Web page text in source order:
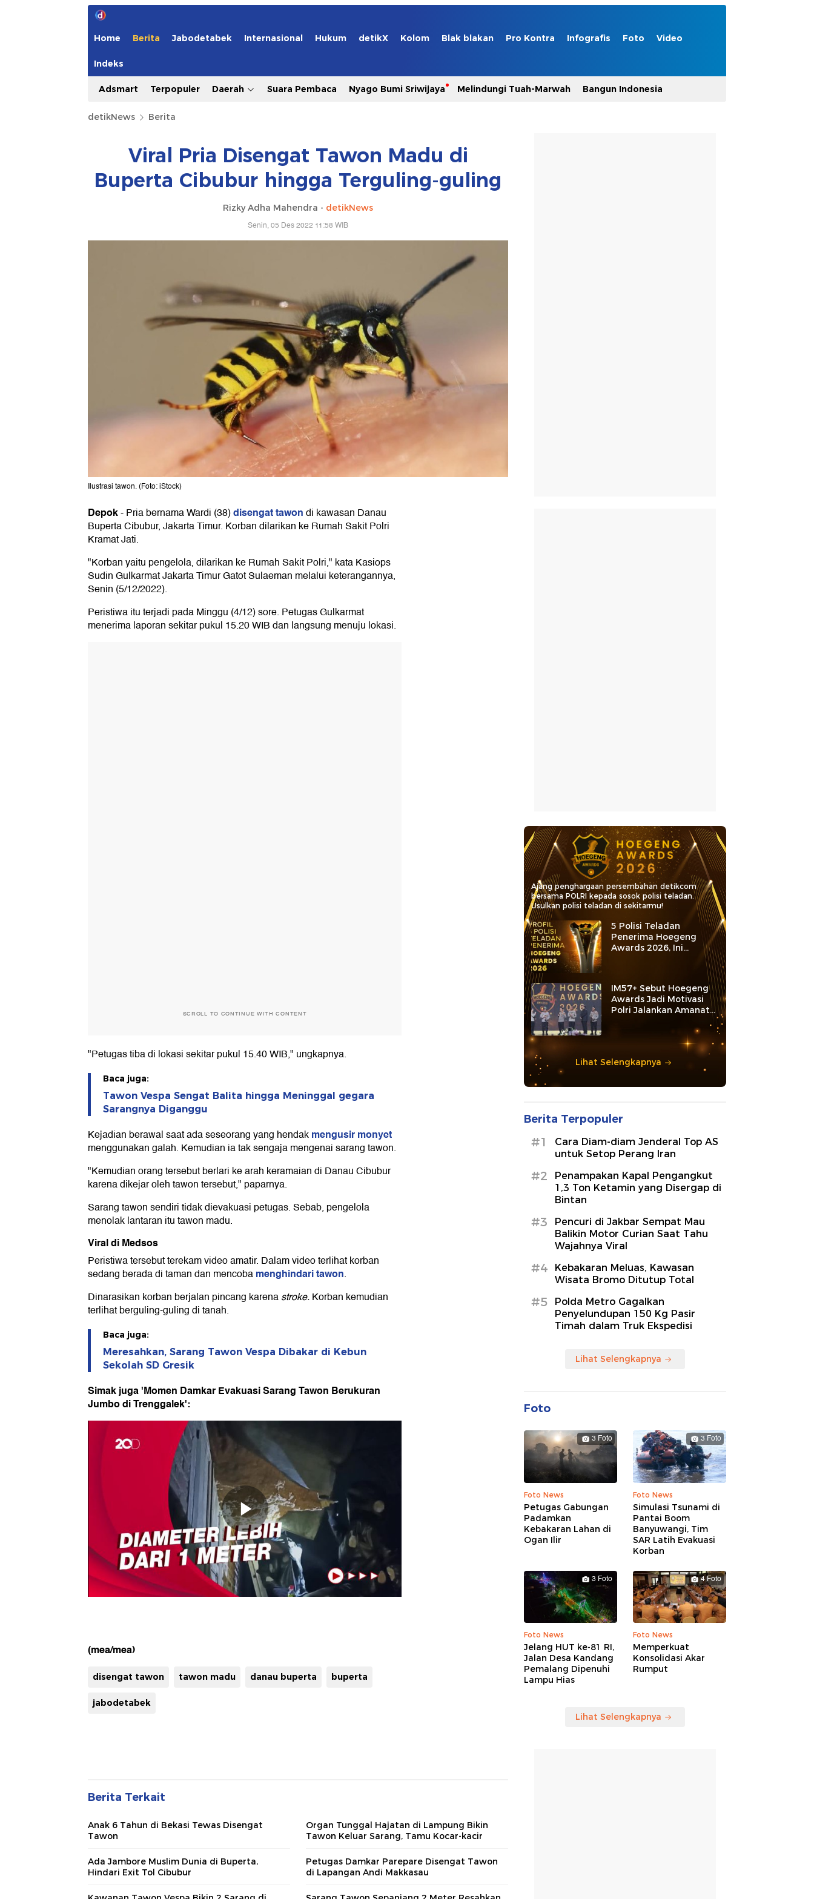
Home Berita Jabodetabek Internasional Hukum detikX Kolom Blak blakan Pro Kontra Infografis Foto Video
Indeks
Adsmart Terpopuler Daerah Suara Pembaca Nyago Bumi Sriwijaya Melindungi Tuah-Marwah Bangun Indonesia
detikNews Berita
Viral Pria Disengat Tawon Madu di
Buperta Cibubur hingga Terguling-guling
Rizky Adha Mahendra - detikNews
Senin, 05 Des 2022 11:58 WIB
Ilustrasi tawon. (Foto: iStock)
Depok-Pria bernama Wardi (38)disengat tawondi kawasan Danau
Buperta Cibubur, Jakarta Timur. Korban dilarikan ke Rumah Sakit Polri
Kramat Jati.
"Korban yaitu pengelola, dilarikan ke Rumah Sakit Polri," kata Kasiops
Sudin Gulkarmat Jakarta Timur Gatot Sulaeman melalui keterangannya,
Senin (5/12/2022).
Peristiwa itu terjadi pada Minggu (4/12) sore. Petugas Gulkarmat
menerima laporan sekitar pukul 15.20 WIB dan langsung menuju lokasi.
SCROLL TO CONTINUE WITH CONTENT
"Petugas tiba di lokasi sekitar pukul 15.40 WIB," ungkapnya.
Baca juga:
Tawon Vespa Sengat Balita hingga Meninggal gegara
Sarangnya Diganggu
Kejadian berawal saat ada seseorang yang hendakmengusir monyet
menggunakan galah. Kemudian ia tak sengaja mengenai sarang tawon.
"Kemudian orang tersebut berlari ke arah keramaian di Danau Cibubur
karena dikejar oleh tawon tersebut," paparnya.
Sarang tawon sendiri tidak dievakuasi petugas. Sebab, pengelola
menolak lantaran itu tawon madu.
Viral di Medsos
Peristiwa tersebut terekam video amatir. Dalam video terlihat korban
sedang berada di taman dan mencobamenghindari tawon.
Dinarasikan korban berjalan pincang karenastroke.Korban kemudian
terlihat berguling-guling di tanah.
Baca juga:
Meresahkan, Sarang Tawon Vespa Dibakar di Kebun
Sekolah SD Gresik
Simak juga 'Momen Damkar Evakuasi Sarang Tawon Berukuran
Jumbo di Trenggalek':
(mea/mea)
disengat tawon tawon madu danau buperta buperta
jabodetabek
Berita Terkait
Anak 6 Tahun di Bekasi Tewas Disengat
Tawon
Organ Tunggal Hajatan di Lampung Bikin
Tawon Keluar Sarang, Tamu Kocar-kacir
Ada Jambore Muslim Dunia di Buperta,
Hindari Exit Tol Cibubur
Petugas Damkar Parepare Disengat Tawon
di Lapangan Andi Makkasau
Ajang penghargaan persembahan detikcom
bersama POLRI kepada sosok polisi teladan.
Usulkan polisi teladan di sekitarmu!
5 Polisi Teladan
Penerima Hoegeng
Awards 2026, Ini
Kategori dan Kiprahnya
IM57+ Sebut Hoegeng
Awards Jadi Motivasi
Polri Jalankan Amanat
Lihat Selengkapnya
Berita Terpopuler
#1
Cara Diam-diam Jenderal Top AS
untuk Setop Perang Iran
#2
Penampakan Kapal Pengangkut
1,3 Ton Ketamin yang Disergap di
Bintan
#3
Pencuri di Jakbar Sempat Mau
Balikin Motor Curian Saat Tahu
Wajahnya Viral
#4
Kebakaran Meluas, Kawasan
Wisata Bromo Ditutup Total
#5
Polda Metro Gagalkan
Penyelundupan 150 Kg Pasir
Timah dalam Truk Ekspedisi
Lihat Selengkapnya
Foto
3 Foto
Foto News
Petugas Gabungan
Padamkan
Kebakaran Lahan di
Ogan Ilir
3 Foto
Foto News
Simulasi Tsunami di
Pantai Boom
Banyuwangi, Tim
SAR Latih Evakuasi
Korban
3 Foto
Foto News
Jelang HUT ke-81 RI,
Jalan Desa Kandang
Pemalang Dipenuhi
Lampu Hias
4 Foto
Foto News
Memperkuat
Konsolidasi Akar
Rumput
Lihat Selengkapnya